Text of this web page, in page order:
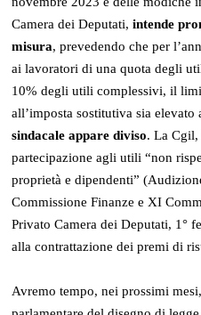
Camera dei Deputati,intende
misura, prevedendo che per
ai lavoratori di una quota degli
10% degli utili complessivi, il
all’imposta sostitutiva sia
sindacale appare diviso. La Cgil,
partecipazione agli utili “non
proprietà e dipendenti”
Commissione Finanze e XI
Privato Camera dei Deputati, 1°
alla contrattazione dei premi di
Avremo tempo, nei prossimi